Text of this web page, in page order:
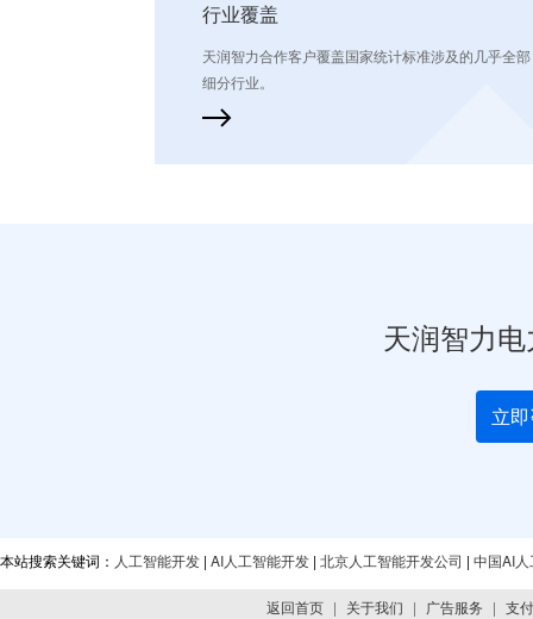
行业覆盖
天润智力合作客户覆盖国家统计标准涉及的几乎全部
细分行业。
天润智力
立
本站搜索关键词： 人工智能开发 | AI人工智能开发 | 北京人工智能开发公司 | 中国AI
返回首页 | 关于我们 | 广告服务 | 支